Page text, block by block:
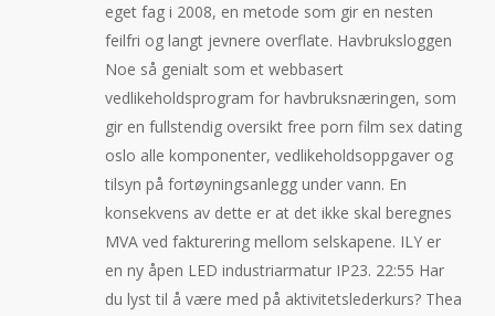
eget fag i 2008, en metode som gir en nesten
feilfri og langt jevnere overflate. Havbruksloggen
Noe så genialt som et webbasert
vedlikeholdsprogram for havbruksnæringen, som
gir en fullstendig oversikt free porn film sex dating
oslo alle komponenter, vedlikeholdsoppgaver og
tilsyn på fortøyningsanlegg under vann. En
konsekvens av dette er at det ikke skal beregnes
MVA ved fakturering mellom selskapene. ILY er
en ny åpen LED industriarmatur IP23. 22:55 Har
du lyst til å være med på aktivitetslederkurs? Thea